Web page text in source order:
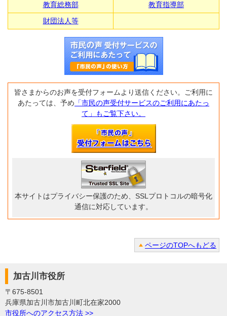
教育総務部
教育指導部
財団法人等
皆さまからのお声を受付フォームより送信ください。ご利用に
あたっては、予め 「市民の声受付サービスのご利用にあたっ
て」もご覧下さい。
本サイトはプライバシー保護のため、SSLプロトコルの暗号化
通信に対応しています。
ページのTOPへもどる
加古川市役所
〒675-8501
兵庫県加古川市加古川町北在家2000
市役所へのアクセス方法 >>